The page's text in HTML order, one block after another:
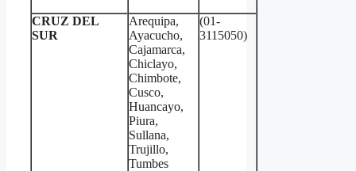
CRUZ DEL
SUR
Arequipa,
Ayacucho,
Cajamarca,
Chiclayo,
Chimbote,
Cusco,
Huancayo,
Piura,
Sullana,
Trujillo,
Tumbes
(01-
3115050)